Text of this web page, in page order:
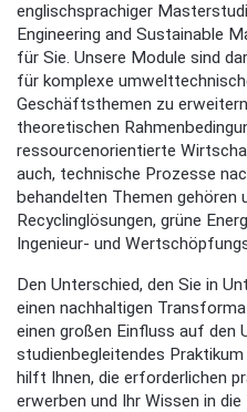
englischsprachiger
Engineering and Sustainable
für Sie. Unsere Module sind
für komplexe
Geschäftsthemen zu
theoretischen
ressourcenorientierte
auch, technische Prozesse
behandelten Themen gehören
Recyclinglösungen, grüne
Ingenieur- und
Den Unterschied, den Sie in
einen nachhaltigen
einen großen Einfluss auf den
studienbegleitendes
hilft Ihnen, die erforderlichen
erwerben und Ihr Wissen in